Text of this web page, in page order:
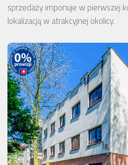
sprzedaży imponuje w pierwszej
lokalizacją w atrakcyjnej okolicy.